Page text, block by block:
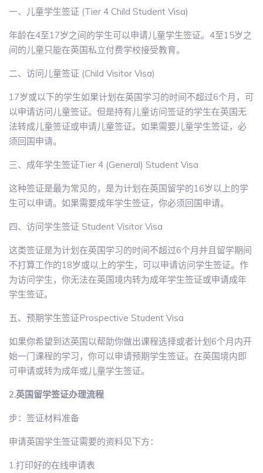
一、儿童学生签证 (Tier 4 Child Student Visa)
年龄在4至17岁之间的学生可以申请儿童学生签证。4至15岁之
间的儿童只能在英国私立付费学校接受教育。
二、访问儿童签证 (Child Visitor Visa)
17岁或以下的学生如果计划在英国学习的时间不超过6个月，可
以申请访问儿童签证。但是持有儿童访问签证的学生在英国无
法转成儿童签证或申请儿童签证。如果需要儿童学生签证，必
须回国申请。
三、成年学生签证Tier 4 (General) Student Visa
这种签证是最为常见的，是为计划在英国留学的16岁以上的学
生可以申请。如果需要成年学生签证，你必须回国申请。
四、访问学生签证 Student Visitor Visa
这类签证是为计划在英国学习的时间不超过6个月并且留学期间
不打算工作的18岁或以上的学生，可以申请访问学生签证。作
为访问学生，你无法在英国境内转为成年学生签证或申请成年
学生签证。
五、预期学生签证Prospective Student Visa
如果你希望到达英国以帮助你做出课程选择或者计划6个月内开
始一门课程的学习，你可以申请预期学生签证。在英国境内即
可申请或转为成年或儿童学生签证。
2.英国留学签证办理流程
步：签证材料准备
申请英国学生签证需要的资料见下方：
1.打印好的在线申请表